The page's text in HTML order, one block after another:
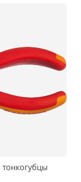
тонкогубцы